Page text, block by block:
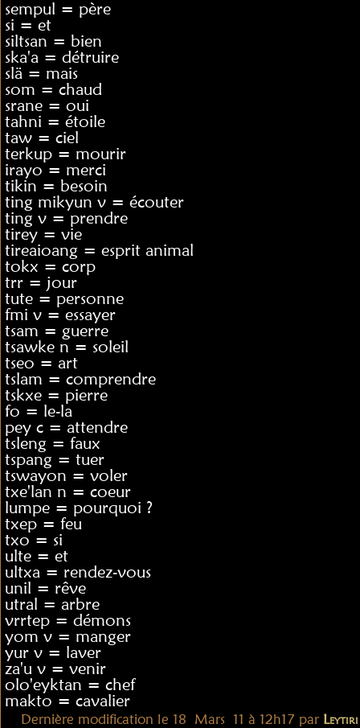
sempul = père
si = et
siltsan = bien
ska'a = détruire
slä = mais
som = chaud
srane = oui
tahni = étoile
taw = ciel
terkup = mourir
irayo = merci
tikin = besoin
ting mikyun v = écouter
ting v = prendre
tirey = vie
tireaioang = esprit animal
tokx = corp
trr = jour
tute = personne
fmi v = essayer
tsam = guerre
tsawke n = soleil
tseo = art
tslam = comprendre
tskxe = pierre
fo = le-la
pey c = attendre
tsleng = faux
tspang = tuer
tswayon = voler
txe'lan n = coeur
lumpe = pourquoi ?
txep = feu
txo = si
ulte = et
ultxa = rendez-vous
unil = rêve
utral = arbre
vrrtep = démons
yom v = manger
yur v = laver
za'u v = venir
olo'eyktan = chef
makto = cavalier
Dernière modification le 18 Mars 11 à 12h17 par Leytiri